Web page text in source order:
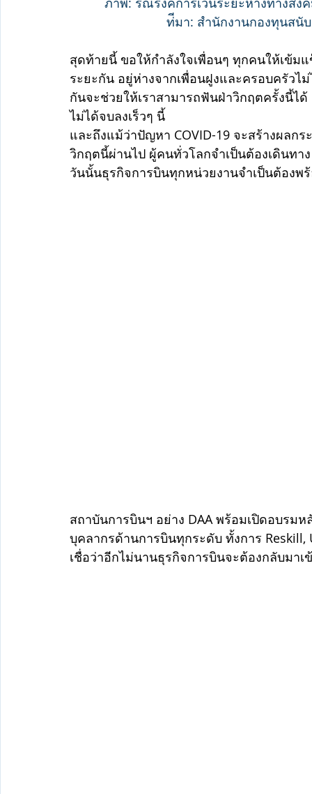
ท่ีมา: สำนักงานกองทุนสนั
สุดท้ายนี้ ขอให้กำลังใจเพื่อนๆ ทุกคนให้เข้
ระยะกัน อยู่ห่างจากเพื่อนฝูงและครอบครัวไ
กันจะช่วยให้เราสามารถฟันฝ่าวิกฤตครั้งนี้ไ
ไม่ได้จบลงเร็วๆ นี้
และถึงแม้ว่าปัญหา COVID-19 จะสร้างผลก
วิกฤตนี้ผ่านไป ผู้คนทั่วโลกจำเป็นต้องเดินทา
วันนั้นธุรกิจการบินทุกหน่วยงานจำเป็นต้องพ
สถาบันการบินฯ อย่าง DAA พร้อมเปิดอบร
บุคลากรด้านการบินทุกระดับ ทั้งการ
เชื่อว่าอีกไม่นานธุรกิจการบินจะต้องกลับมาเ